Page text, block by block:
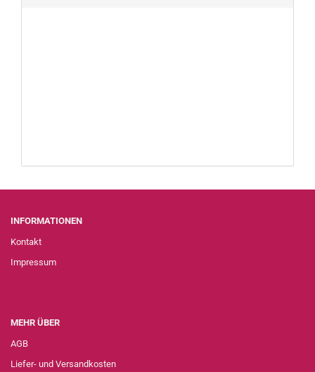
INFORMATIONEN
Kontakt
Impressum
MEHR ÜBER
AGB
Liefer- und Versandkosten